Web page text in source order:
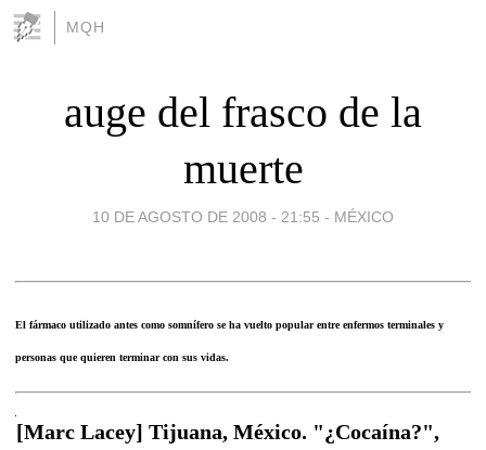
MQH
auge del frasco de la
muerte
10 DE AGOSTO DE 2008 - 21:55 - MÉXICO
El fármaco utilizado antes como somnífero se ha vuelto popular entre enfermos terminales y
personas que quieren terminar con sus vidas.
[Marc Lacey] Tijuana, México. "¿Cocaína?",